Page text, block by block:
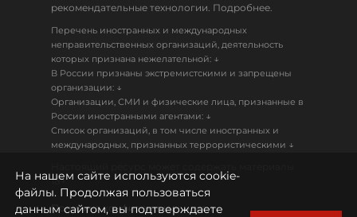
рекомендательные технологии. Подробнее.
Перечень иностранных и международных
неправительственных организаций, деятельность
которых признана нежелательной: ↓
В России признаны экстремистскими и запрещены
организации: ↓
Организации, СМИ и физические лица, признанные в
России иностранными агентами: ↓
Список организаций, в том числе иностранных и
международных, признанных террористическими ↓
18+
Политика конфиденциальности
На нашем сайте используются cookie-
файлы. Продолжая пользоваться
данным сайтом, вы подтверждаете